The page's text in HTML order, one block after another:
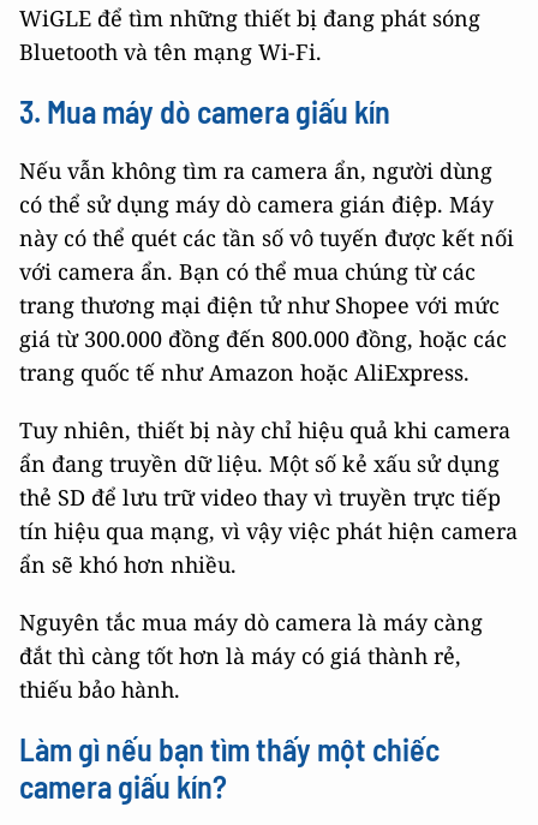
WiGLE để tìm những thiết bị đang phát sóng
Bluetooth và tên mạng Wi-Fi.
3. Mua máy dò camera giấu kín
Nếu vẫn không tìm ra camera ẩn, người dùng
có thể sử dụng máy dò camera gián điệp. Máy
này có thể quét các tần số vô tuyến được kết nối
với camera ẩn. Bạn có thể mua chúng từ các
trang thương mại điện tử như Shopee với mức
giá từ 300.000 đồng đến 800.000 đồng, hoặc các
trang quốc tế như Amazon hoặc AliExpress.
Tuy nhiên, thiết bị này chỉ hiệu quả khi camera
ẩn đang truyền dữ liệu. Một số kẻ xấu sử dụng
thẻ SD để lưu trữ video thay vì truyền trực tiếp
tín hiệu qua mạng, vì vậy việc phát hiện camera
ẩn sẽ khó hơn nhiều.
Nguyên tắc mua máy dò camera là máy càng
đắt thì càng tốt hơn là máy có giá thành rẻ,
thiếu bảo hành.
Làm gì nếu bạn tìm thấy một chiếc
camera giấu kín?